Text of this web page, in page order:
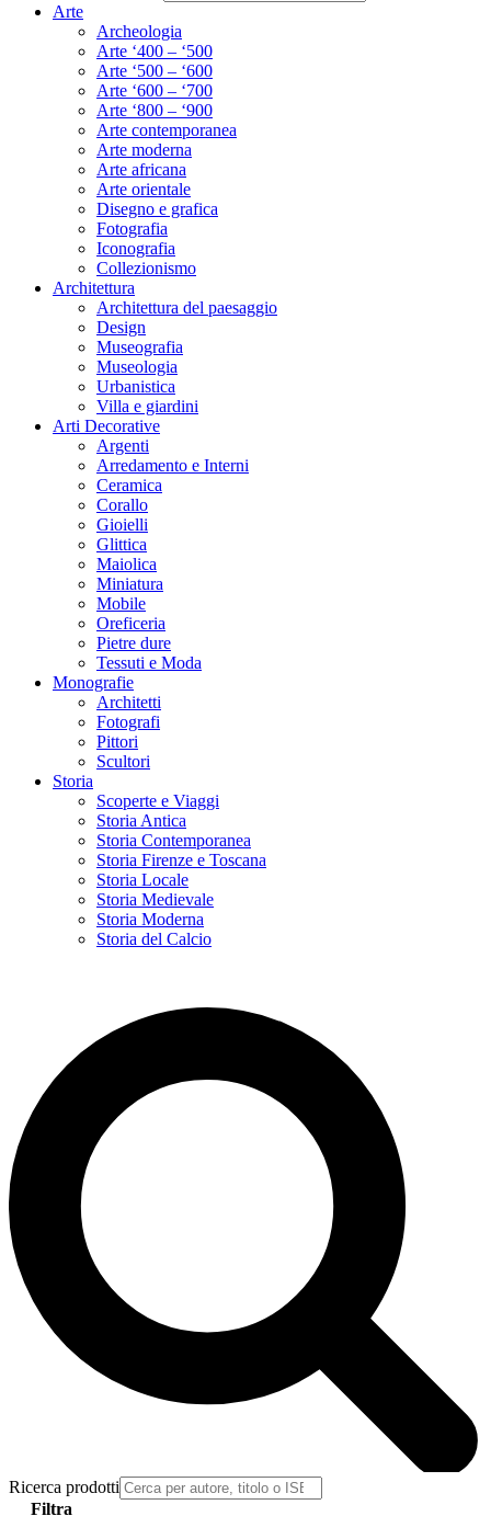
Arte
Archeologia
Arte ‘400 – ‘500
Arte ‘500 – ‘600
Arte ‘600 – ‘700
Arte ‘800 – ‘900
Arte contemporanea
Arte moderna
Arte africana
Arte orientale
Disegno e grafica
Fotografia
Iconografia
Collezionismo
Architettura
Architettura del paesaggio
Design
Museografia
Museologia
Urbanistica
Villa e giardini
Arti Decorative
Argenti
Arredamento e Interni
Ceramica
Corallo
Gioielli
Glittica
Maiolica
Miniatura
Mobile
Oreficeria
Pietre dure
Tessuti e Moda
Monografie
Architetti
Fotografi
Pittori
Scultori
Storia
Scoperte e Viaggi
Storia Antica
Storia Contemporanea
Storia Firenze e Toscana
Storia Locale
Storia Medievale
Storia Moderna
Storia del Calcio
Ricerca prodotti
Filtra